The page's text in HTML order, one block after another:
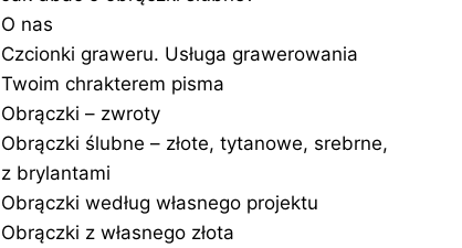
O nas
Czcionki graweru. Usługa grawerowania
Twoim chrakterem pisma
Obrączki – zwroty
Obrączki ślubne – złote, tytanowe, srebrne,
z brylantami
Obrączki według własnego projektu
Obrączki z własnego złota